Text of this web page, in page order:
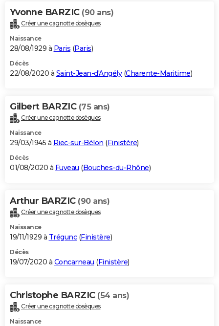
Yvonne BARZIC (90 ans)
Créer une cagnotte obsèques
Naissance
28/08/1929 à Paris (Paris)
Décès
22/08/2020 à Saint-Jean-d'Angély(Charente-Maritime)
Gilbert BARZIC (75 ans)
Créer une cagnotte obsèques
Naissance
29/03/1945 à Riec-sur-Bélon (Finistère)
Décès
01/08/2020 à Fuveau (Bouches-du-Rhône)
Arthur BARZIC (90 ans)
Créer une cagnotte obsèques
Naissance
19/11/1929 à Trégunc(Finistère)
Décès
19/07/2020 à Concarneau (Finistère)
Christophe BARZIC (54 ans)
Créer une cagnotte obsèques
Naissance